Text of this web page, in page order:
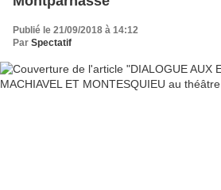
Publié le 21/09/2018 à 14:12
Par Spectatif